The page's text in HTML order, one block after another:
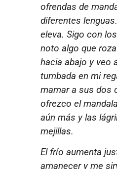
ofrendas de
diferentes
eleva. Sigo con
noto algo que
hacia abajo y veo
tumbada en mi
mamar a sus dos
ofrezco el
aún más y las
mejillas.
El frío aumenta
amanecer y me